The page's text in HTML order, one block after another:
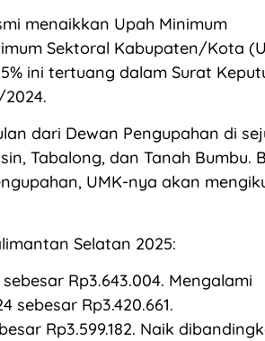
menaikkan Upah Minimum
Sektoral Kabupaten/Kota
ini tertuang dalam Surat
dari Dewan Pengupahan di
Tabalong, dan Tanah Bumbu.
UMK-nya akan
Selatan 2025:
Rp3.643.004. Mengalami
sebesar Rp3.420.661.
Rp3.599.182. Naik